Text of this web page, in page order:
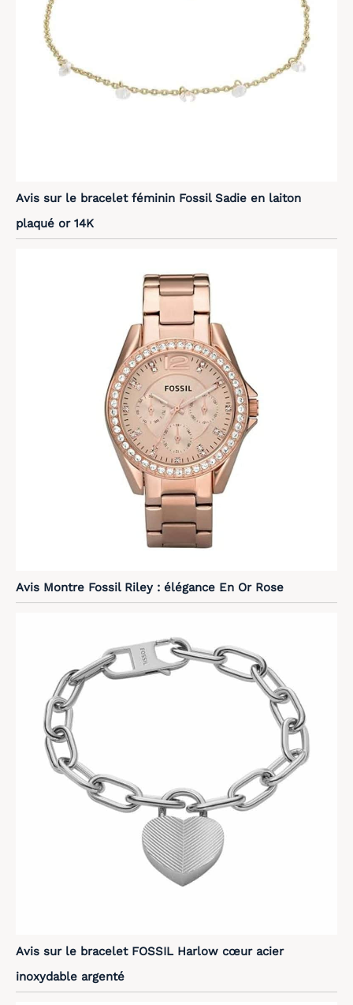
Avis sur le bracelet féminin Fossil Sadie en laiton
plaqué or 14K
Avis Montre Fossil Riley : élégance En Or Rose
Avis sur le bracelet FOSSIL Harlow cœur acier
inoxydable argenté